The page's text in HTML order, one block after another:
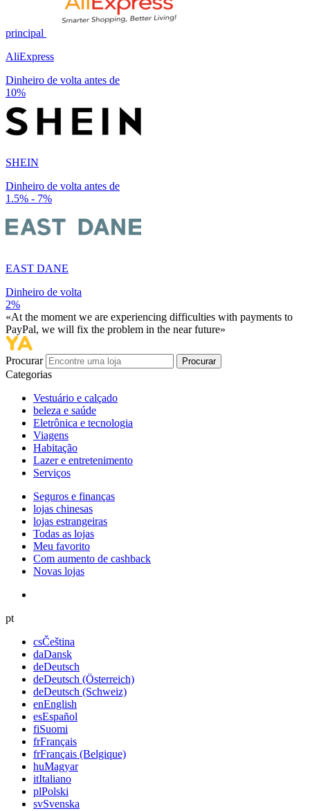
principal
AliExpress
Dinheiro de volta antes de
10%
SHEIN
Dinheiro de volta antes de
1.5% - 7%
EAST DANE
Dinheiro de volta
2%
«At the moment we are experiencing difficulties with payments to
PayPal, we will fix the problem in the near future»
Procurar Procurar
Categorias
Vestuário e calçado
beleza e saúde
Eletrônica e tecnologia
Viagens
Habitação
Lazer e entretenimento
Serviços
Seguros e finanças
lojas chinesas
lojas estrangeiras
Todas as lojas
Meu favorito
Com aumento de cashback
Novas lojas
pt
csČeština
daDansk
deDeutsch
deDeutsch (Österreich)
deDeutsch (Schweiz)
enEnglish
esEspañol
fiSuomi
frFrançais
frFrançais (Belgique)
huMagyar
itItaliano
plPolski
svSvenska